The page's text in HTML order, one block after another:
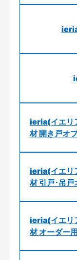
ieria(イエリ
材 開き戸オ
ieria(イエリ
材 引戸･吊
ieria(イエリ
材 オーダー